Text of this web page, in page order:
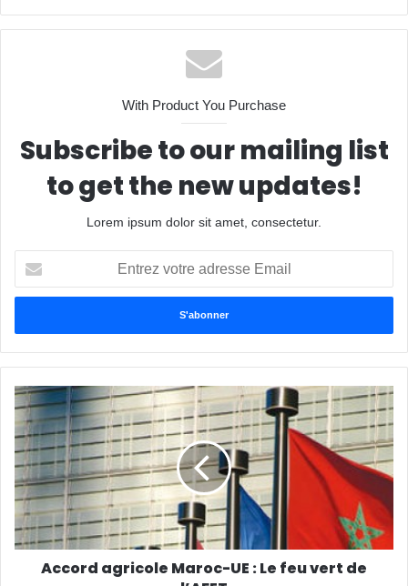
e
With Product You Purchase
Subscribe to our mailing list
to get the new updates!
Lorem ipsum dolor sit amet, consectetur.
t
e
z
o
t
e
a
d
r
e
s
Accord agricole Maroc-UE : Le feu vert de